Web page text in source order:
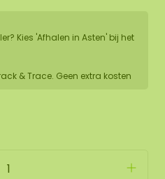
Kies 'Afhalen in Asten' bij het
& Trace. Geen extra kosten